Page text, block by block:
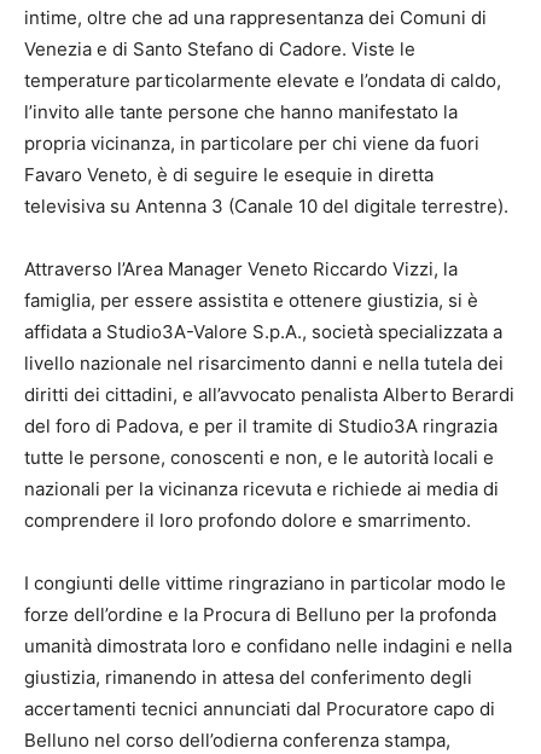
intime, oltre che ad una rappresentanza dei Comuni di
Venezia e di Santo Stefano di Cadore. Viste le
temperature particolarmente elevate e l’ondata di caldo,
l’invito alle tante persone che hanno manifestato la
propria vicinanza, in particolare per chi viene da fuori
Favaro Veneto, è di seguire le esequie in diretta
televisiva su Antenna 3 (Canale 10 del digitale terrestre).
Attraverso l’Area Manager Veneto Riccardo Vizzi, la
famiglia, per essere assistita e ottenere giustizia, si è
affidata a Studio3A-Valore S.p.A., società specializzata a
livello nazionale nel risarcimento danni e nella tutela dei
diritti dei cittadini, e all’avvocato penalista Alberto Berardi
del foro di Padova, e per il tramite di Studio3A ringrazia
tutte le persone, conoscenti e non, e le autorità locali e
nazionali per la vicinanza ricevuta e richiede ai media di
comprendere il loro profondo dolore e smarrimento.
I congiunti delle vittime ringraziano in particolar modo le
forze dell’ordine e la Procura di Belluno per la profonda
umanità dimostrata loro e confidano nelle indagini e nella
giustizia, rimanendo in attesa del conferimento degli
accertamenti tecnici annunciati dal Procuratore capo di
Belluno nel corso dell’odierna conferenza stampa,